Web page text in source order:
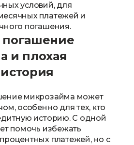
условий, для
платежей и
погашения.
и плохая
микрозайма может
особенно для тех, кто
историю. С одной
помочь избежать
платежей, но с